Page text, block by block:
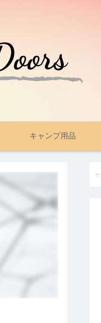
キャンプ用品